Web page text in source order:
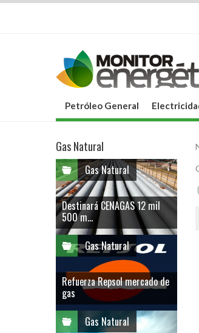
Petróleo General
Gas Natural
Gas Natural
Destinará CENAGAS 12 mil
500 m...
Gas Natural
Refuerza Repsol mercado de
gas
Gas Natural